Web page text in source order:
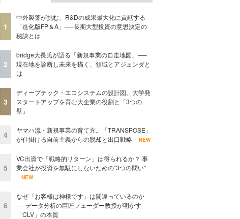
1
中外製薬が挑む、R&Dの成果最大化に貢献する
「進化版FP＆A」──長期大型投資の意思決定の
秘訣とは
2
bridge大長氏が語る「新規事業の自走地図」──
現在地を診断し未来を描く、領域とアジェンダと
は
3
ディープテック・エコシステムの設計図。大学発
スタートアップを育む大企業の役割と「3つの
壁」
4
ヤマハ流・新規事業の育て方。「TRANSPOSE」
が仕掛ける自前主義からの脱却と出口戦略
NEW
5
VC出資で「戦略的リターン」は得られるか？ 事
業会社が投資を無駄にしないための“3つの問い”
NEW
6
なぜ「お客様は神様です」は間違っているのか
──データ分析の巨匠フェーダー教授が明かす
「CLV」の本質